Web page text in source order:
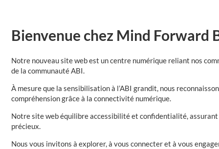
Bienvenue chez Mind Forward
Notre nouveau site web est un centre numérique reliant nos
de la communauté ABI.
À mesure que la sensibilisation à l’ABI grandit, nous
compréhension grâce à la connectivité numérique.
Notre site web équilibre accessibilité et confidentialité,
précieux.
Nous vous invitons à explorer, à vous connecter et à vous